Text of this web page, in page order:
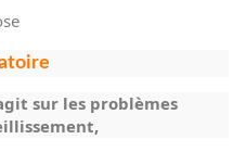
sur les problèmes